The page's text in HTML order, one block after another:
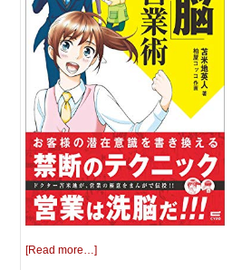
[Read more…]